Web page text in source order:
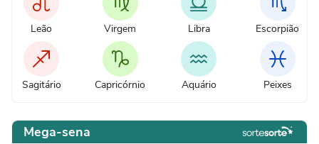
Leão Virgem Libra Escorpião
Sagitário Capricórnio Aquário Peixes
Mega-sena